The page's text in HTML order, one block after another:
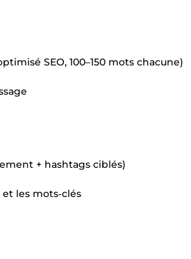
SEO, 100–150 mots chacune)
+ hashtags ciblés)
les mots‑clés